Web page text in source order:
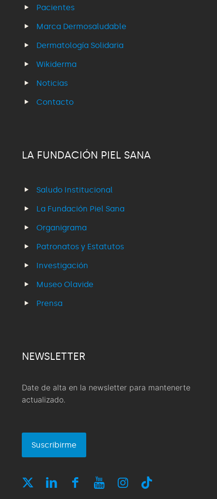
Pacientes
Marca Dermosaludable
Dermatología Solidaria
Wikiderma
Noticias
Contacto
LA FUNDACIÓN PIEL SANA
Saludo Institucional
La Fundación Piel Sana
Organigrama
Patronatos y Estatutos
Investigación
Museo Olavide
Prensa
NEWSLETTER
Date de alta en la newsletter para mantenerte
actualizado.
Suscribirme